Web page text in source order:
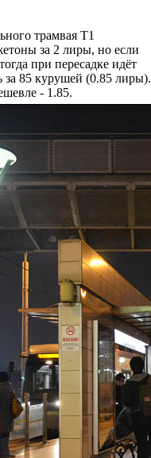
трамвая Т1
за 2 лиры, но если
при пересадке идёт
за 85 курушей (0.85 лиры).
- 1.85.